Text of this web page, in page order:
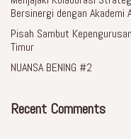
Bersinergi dengan Akademi
Pisah Sambut
Timur
NUANSA BENING #2
Recent Comments